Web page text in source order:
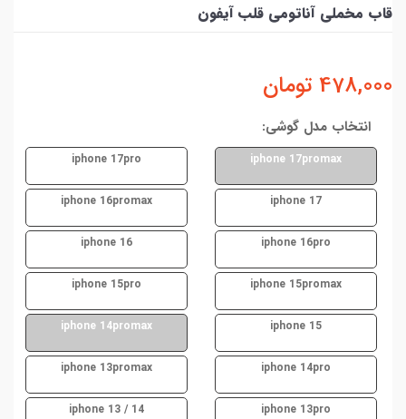
قاب مخملی آناتومی قلب آیفون
478,000 تومان
انتخاب مدل گوشی:
iphone 17promax
iphone 17pro
iphone 17
iphone 16promax
iphone 16pro
iphone 16
iphone 15promax
iphone 15pro
iphone 15
iphone 14promax
iphone 14pro
iphone 13promax
iphone 13pro
iphone 13 / 14